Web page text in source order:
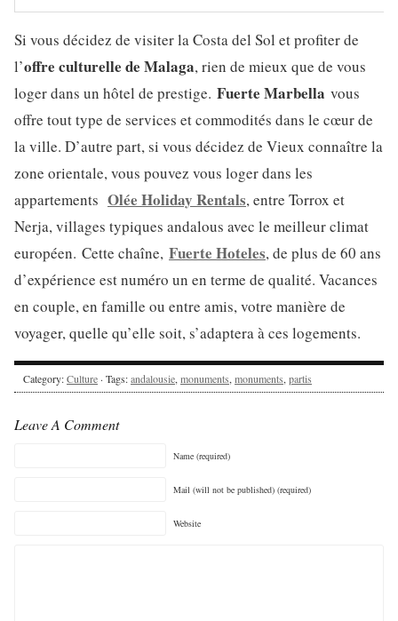
Si vous décidez de visiter la Costa del Sol et profiter de
l’offre culturelle de Malaga, rien de mieux que de vous
loger dans un hôtel de prestige. Fuerte Marbella vous
offre tout type de services et commodités dans le cœur de
la ville. D’autre part, si vous décidez de Vieux connaître la
zone orientale, vous pouvez vous loger dans les
appartements Olée Holiday Rentals, entre Torrox et
Nerja, villages typiques andalous avec le meilleur climat
européen. Cette chaîne, Fuerte Hoteles, de plus de 60 ans
d’expérience est numéro un en terme de qualité. Vacances
en couple, en famille ou entre amis, votre manière de
voyager, quelle qu’elle soit, s’adaptera à ces logements.
Category:Culture · Tags:andalousie, monuments, monuments, partis
Leave A Comment
Name (required)
Mail (will not be published) (required)
Website